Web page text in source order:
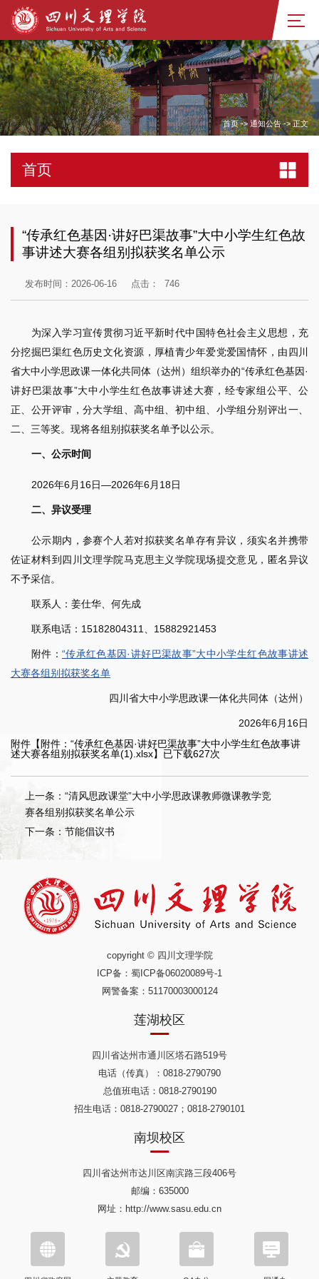
首页-> 通知公告->正文
首页
“传承红色基因·讲好巴渠故事”大中小学生红色故
事讲述大赛各组别拟获奖名单公示
发布时间：2026-06-16 点击： 746
为深入学习宣传贯彻习近平新时代中国特色社会主义思想，充
分挖掘巴渠红色历史文化资源，厚植青少年爱党爱国情怀，由四川
省大中小学思政课一体化共同体（达州）组织举办的“传承红色基因·
讲好巴渠故事”大中小学生红色故事讲述大赛，经专家组公平、公
正、公开评审，分大学组、高中组、初中组、小学组分别评出一、
二、三等奖。现将各组别拟获奖名单予以公示。
一、公示时间
2026年6月16日—2026年6月18日
二、异议受理
公示期内，参赛个人若对拟获奖名单存有异议，须实名并携带
佐证材料到四川文理学院马克思主义学院现场提交意见，匿名异议
不予采信。
联系人：姜仕华、何先成
联系电话：15182804311、15882921453
附件： “传承红色基因·讲好巴渠故事”大中小学生红色故事讲述
大赛各组别拟获奖名单
四川省大中小学思政课一体化共同体（达州）
2026年6月16日
附件【 附件：“传承红色基因·讲好巴渠故事”大中小学生红色故事讲
述大赛各组别拟获奖名单(1).xlsx】已下载627次
上一条：“清风思政课堂”大中小学思政课教师微课教学竞
赛各组别拟获奖名单公示
下一条：节能倡议书
copyright © 四川文理学院
ICP备： 蜀ICP备06020089号-1
网警备案：51170003000124
莲湖校区
四川省达州市通川区塔石路519号
电话（传真）：0818-2790790
总值班电话：0818-2790190
招生电话：0818-2790027；0818-2790101
南坝校区
四川省达州市达川区南滨路三段406号
邮编：635000
网址：http://www.sasu.edu.cn